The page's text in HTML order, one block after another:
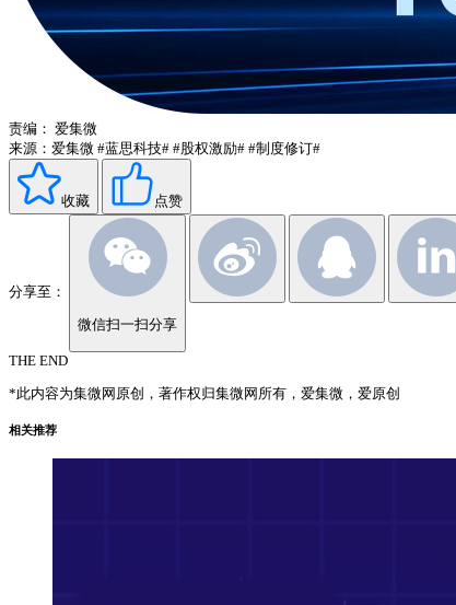
责编： 爱集微
来源：爱集微 #蓝思科技# #股权激励# #制度修订#
收藏 点赞
分享至：
微信扫一扫分享
THE END
*此内容为集微网原创，著作权归集微网所有，爱集微，爱原创
相关推荐